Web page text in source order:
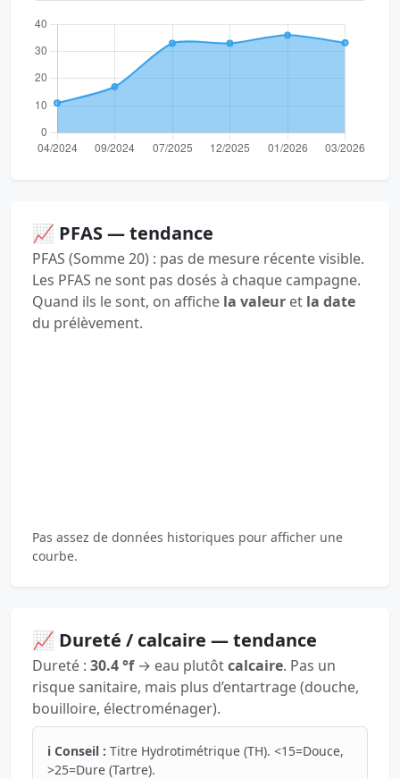
📈 PFAS — tendance
PFAS (Somme 20) : pas de mesure récente visible.
Les PFAS ne sont pas dosés à chaque campagne.
Quand ils le sont, on affiche la valeur et la date
du prélèvement.
Pas assez de données historiques pour afficher une
courbe.
📈 Dureté / calcaire — tendance
Dureté : 30.4 °f→ eau plutôtcalcaire. Pas un
risque sanitaire, mais plus d’entartrage (douche,
bouilloire, électroménager).
ℹ️ Conseil : Titre Hydrotimétrique (TH). <15=Douce,
>25=Dure (Tartre).